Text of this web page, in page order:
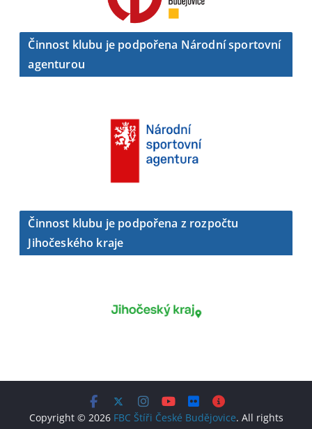
Činnost klubu je podpořena Národní sportovní
agenturou
Činnost klubu je podpořena z rozpočtu
Jihočeského kraje
Copyright © 2026 FBC Štíři České Budějovice. All rights